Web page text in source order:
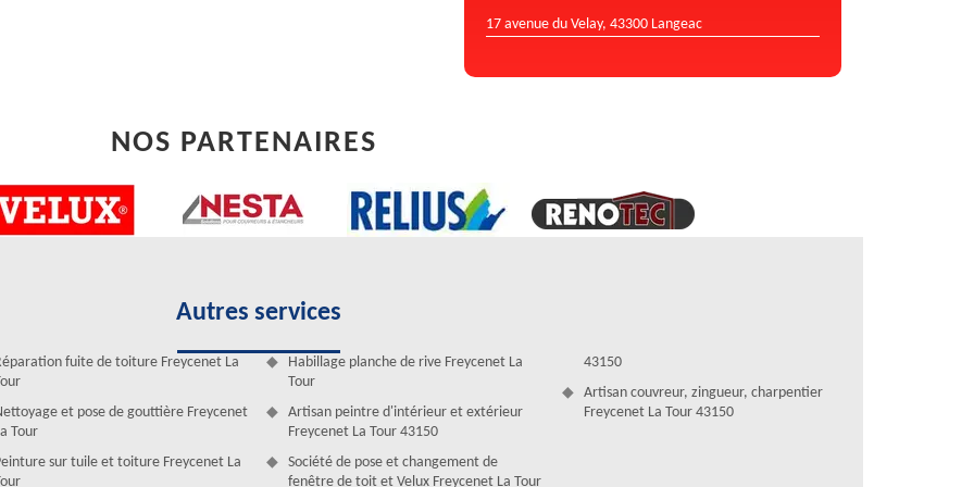
La Tour
moyen d’assurer et améliorer la fiabilité et la longévité de vos
Artisan Duculty David a comme devoir est de faire en sorte que
Pour cela, il mettra à votre profit son meilleur couvreur afin de
ce couvreur est qualifié et en mesure d’effectuer le nettoyage de
En effet, faites appel à Artisan Duculty David si vous souhaitez
17 avenue du Velay, 43300 Langeac
NOS PARTENAIRES
Autres services
fuite de toiture Freycenet La
et pose de gouttière Freycenet
Tour
sur tuile et toiture Freycenet La
Habillage planche de rive Freycenet La
Tour
Artisan peintre d'intérieur et extérieur
Freycenet La Tour 43150
Société de pose et changement de
fenêtre de toit et Velux Freycenet La Tour
43150
Artisan couvreur, zingueur, charpentier
Freycenet La Tour 43150